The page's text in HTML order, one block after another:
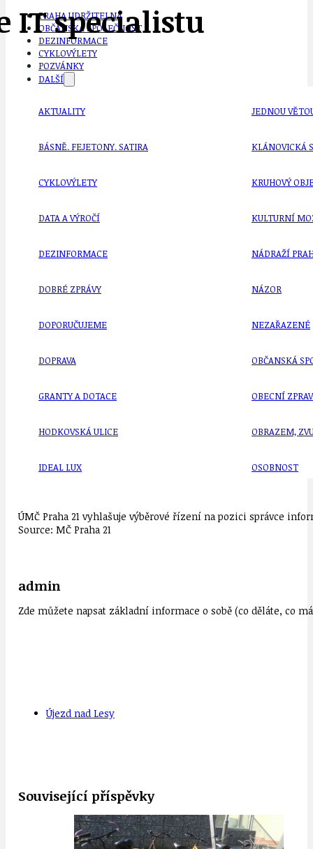
PRAHA UDRŽITELNÁ
OBČANSKÁ SPOLEČNOST
DEZINFORMACE
CYKLOVÝLETY
POZVÁNKY
DALŠÍ
AKTUALITY
BÁSNĚ. FEJETONY. SATIRA
CYKLOVÝLETY
DATA A VÝROČÍ
DEZINFORMACE
DOBRÉ ZPRÁVY
DOPORUČUJEME
DOPRAVA
GRANTY A DOTACE
HODKOVSKÁ ULICE
IDEAL LUX
JEDNOU
KLÁNOVICKÁ
KRUHOVÝ
KULTURNÍ
NÁDRAŽÍ
NÁZOR
NEZAŘAZENÉ
OBČANSKÁ
OBECNÍ
OBRAZEM,
OSOBNOST
IT specialistu
ÚMČ Praha 21 vyhlašuje výběrové řízení na pozici správce
Source: MČ Praha 21
admin
Zde můžete napsat základní informace o sobě (co děláte, co
Újezd nad Lesy
Související příspěvky